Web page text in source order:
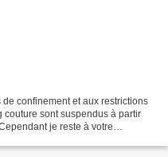
confinement et aux restrictions
sont suspendus à partir
je reste à votre